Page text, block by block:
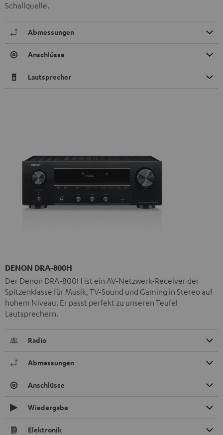
Schallquelle.
Abmessungen
Anschlüsse
Lautsprecher
DENON DRA-800H
Der Denon DRA-800H ist ein AV-Netzwerk-Receiver der
Spitzenklasse für Musik, TV-Sound und Gaming in Stereo auf
hohem Niveau. Er passt perfekt zu unseren Teufel
Lautsprechern.
Radio
Abmessungen
Anschlüsse
Wiedergabe
Elektronik